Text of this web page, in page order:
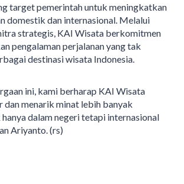
target pemerintah untuk meningkatkan
domestik dan internasional. Melalui
strategis, KAI Wisata berkomitmen
pengalaman perjalanan yang tak
destinasi wisata Indonesia.
ini, kami berharap KAI Wisata
dan menarik minat lebih banyak
dalam negeri tetapi internasional
Ariyanto. (rs)